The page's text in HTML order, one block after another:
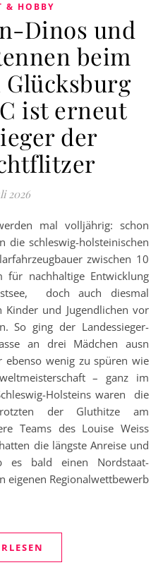
& HOBBY
Dinos und
beim
ist erneut
der
2026
die schleswig-holsteinischen
zwischen 10
nachhaltige Entwicklung
doch auch diesmal
und Jugendlichen vor
So ging der Landessieger-
an drei Mädchen ausn
ebenso wenig zu spüren wie
– ganz im
Holsteins waren die
der Gluthitze am
Teams des Louise Weiss
die längste Anreise und
es bald einen Nordstaat-
eigenen Regionalwettbewerb